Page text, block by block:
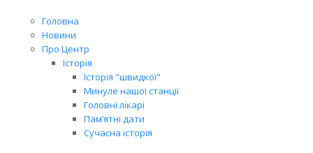
Головна
Новини
Про Центр
Історія
Історія "швидкої"
Минуле нашої станції
Головні лікарі
Пам’ятні дати
Сучасна історія